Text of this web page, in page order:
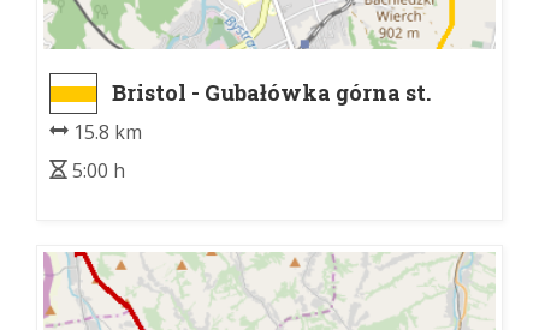
Bristol - Gubałówka górna st.
15.8 km
5:00 h